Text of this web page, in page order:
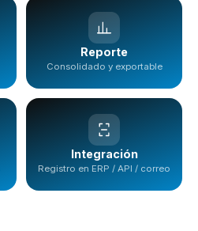
Reporte
Consolidado y exportable
Integración
Registro en ERP / API / correo